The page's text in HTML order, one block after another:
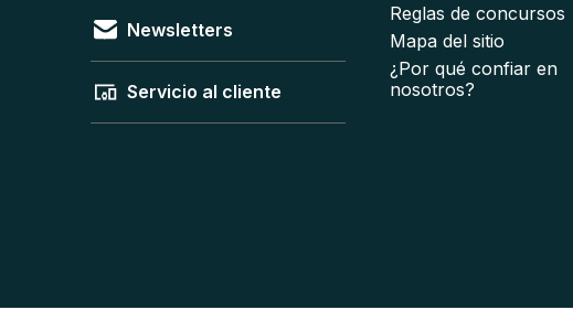
Newsletters
Servicio al cliente
Reglas de concursos
Mapa del sitio
¿Por qué confiar en
nosotros?